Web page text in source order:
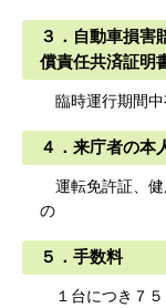
３．自動車損害
償責任共済証明
臨時運行期間中
４．来庁者の本
運転免許証、健
の
５．手数料
１台につき７５